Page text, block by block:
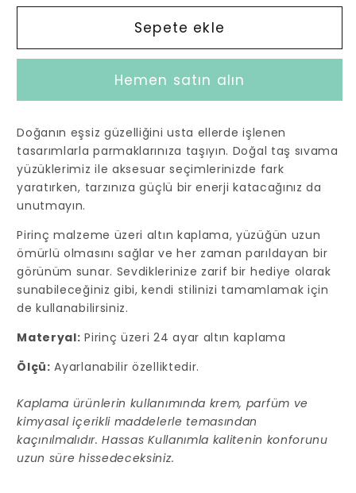
Druzy
Taş
Yüzük
adedi
azaltın
Druzy
Doğal
Taş
Sıvama
Yüzük
adedi
artırın
Sepete ekle
Hemen satın alın
Doğanın eşsiz güzelliğini usta ellerde işlenen
tasarımlarla parmaklarınıza taşıyın. Doğal taş sıvama
yüzüklerimiz ile aksesuar seçimlerinizde fark
yaratırken, tarzınıza güçlü bir enerji katacağınız da
unutmayın.
Pirinç malzeme üzeri altın kaplama, yüzüğün uzun
ömürlü olmasını sağlar ve her zaman parıldayan bir
görünüm sunar. Sevdiklerinize zarif bir hediye olarak
sunabileceğiniz gibi, kendi stilinizi tamamlamak için
de kullanabilirsiniz.
Materyal: Pirinç üzeri 24 ayar altın kaplama
Ölçü: Ayarlanabilir özelliktedir.
Kaplama ürünlerin kullanımında krem, parfüm ve
kimyasal içerikli maddelerle temasından
kaçınılmalıdır. Hassas Kullanımla kalitenin konforunu
uzun süre hissedeceksiniz.